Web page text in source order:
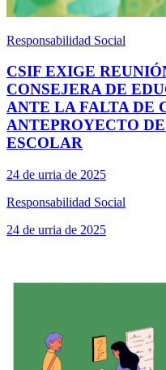
Responsabilidad Social
CSIF EXIGE
CONSEJERA DE
ANTE LA FALTA DE
ANTEPROYECTO
ESCOLAR
24 de urria de 2025
Responsabilidad Social
24 de urria de 2025